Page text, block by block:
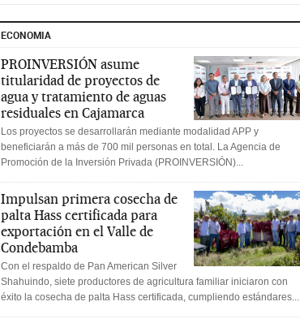
ECONOMIA
PROINVERSIÓN asume
titularidad de proyectos de
agua y tratamiento de aguas
residuales en Cajamarca
Los proyectos se desarrollarán mediante modalidad APP y
beneficiarán a más de 700 mil personas en total. La Agencia de
Promoción de la Inversión Privada (PROINVERSIÓN)...
Impulsan primera cosecha de
palta Hass certificada para
exportación en el Valle de
Condebamba
Con el respaldo de Pan American Silver
Shahuindo, siete productores de agricultura familiar iniciaron con
éxito la cosecha de palta Hass certificada, cumpliendo estándares...